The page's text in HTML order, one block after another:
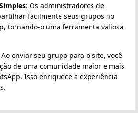
: Os administradores de
facilmente seus grupos no
tornando-o uma ferramenta valiosa
Ao enviar seu grupo para o site, você
de uma comunidade maior e mais
Isso enriquece a experiência